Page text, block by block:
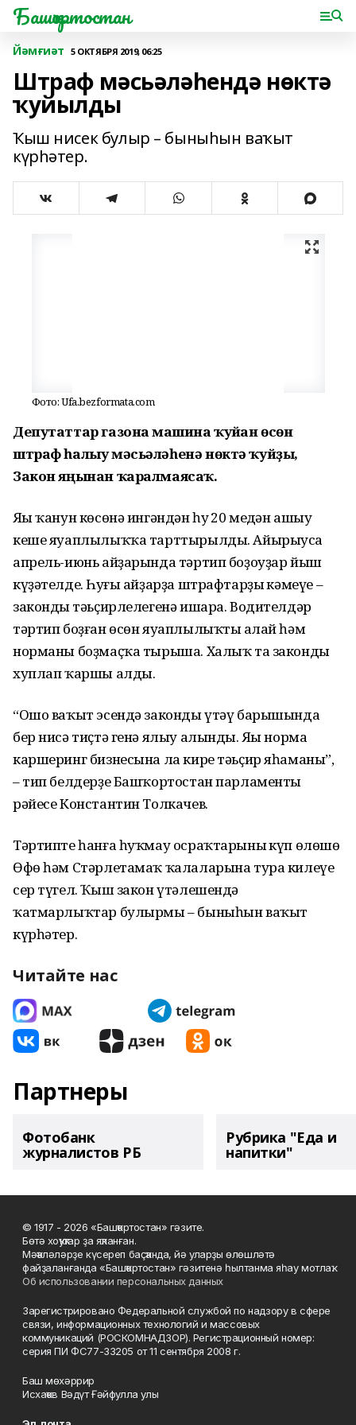
Башҡортостан
Йәмғиәт 5 ОКТЯБРЯ 2019, 06:25
Штраф мәсьәләһендә нөктә
ҡуйылды
Ҡыш нисек булыр – быныһын ваҡыт
күрһәтер.
Фото: Ufa.bezformata.com
Депутаттар газонға машина ҡуйған өсөн
штраф һалыу мәсьәләһенә нөктә ҡуйҙы,
Закон яңынан ҡаралмаясаҡ.
Яңы ҡанун көсөнә ингәндән һуң 20 меңдән ашыу
кеше яуаплылыҡҡа тарттырылды. Айырыуса
апрель-июнь айҙарында тәртип боҙоуҙар йыш
күҙәтелде. Һуңғы айҙарҙа штрафтарҙың кәмеүе –
закондың тәьҫирлелегенә ишара. Водителдәр
тәртип боҙған өсөн яуаплылыҡты аңлай һәм
норманы боҙмаҫҡа тырыша. Халыҡ та законды
хуплап ҡаршы алды.
“Ошо ваҡыт эсендә законды үтәү барышында
бер нисә тиҫтә генә ялыу алынды. Яңы норма
каршеринг бизнесына ла кире тәьҫир яһаманы”,
– тип белдерҙе Башҡортостан парламенты
рәйесе Константин Толкачев.
Тәртипте һанға һуҡмау осраҡтарының күп өлөшө
Өфө һәм Стәрлетамаҡ ҡалаларына тура килеүе
сер түгел. Ҡыш закон үтәлешендә
ҡатмарлыҡтар булырмы – быныһын ваҡыт
күрһәтер.
Читайте нас
Партнеры
Фотобанк
журналистов РБ
Рубрика "Еда и
напитки"
© 1917 - 2026 «Башҡортостан» гәзите.
Бөтә хоҡуҡтар ҙа яҡланған.
Мәҡәләләрҙе күсереп баҫҡанда, йә уларҙы өлөшләтә
файҙаланғанда «Башҡортостан» гәзитенә һылтанма яһау мотлаҡ.
Об использовании персональных данных
Зарегистрировано Федеральной службой по надзору в сфере
связи, информационных технологий и массовых
коммуникаций (РОСКОМНАДЗОР). Регистрационный номер:
серия ПИ ФС77-33205 от 11 сентября 2008 г.
Баш мөхәррир
Исхаҡов Вәдүт Ғәйфулла улы